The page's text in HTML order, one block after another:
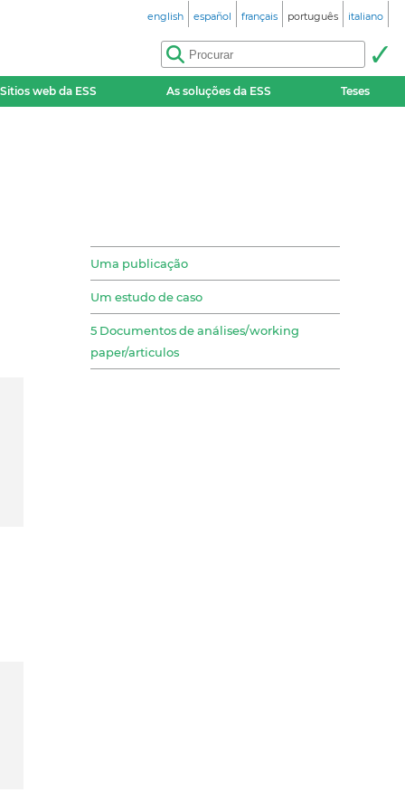
english español français português italiano
Sitios web da ESS As soluções da ESS Teses
Uma publicação
Um estudo de caso
5 Documentos de análises/working
paper/articulos